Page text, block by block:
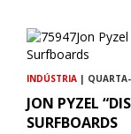
INDÚSTRIA |
JON PYZEL
SURFBOARDS